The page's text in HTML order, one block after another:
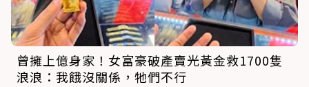
曾擁上億身家！女富豪破產賣光黃金救1700隻
浪浪：我餓沒關係，牠們不行